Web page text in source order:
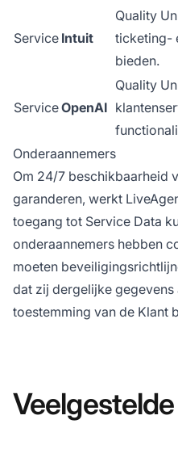
Service Intuit
Quality
ticketing-
bieden.
ServiceOpenAI
Quality
Onderaannemers
Om 24/7 beschikbaarheid
garanderen, werkt
toegang tot Service Data
onderaannemers hebben
moeten
dat zij dergelijke
toestemming van de Klant